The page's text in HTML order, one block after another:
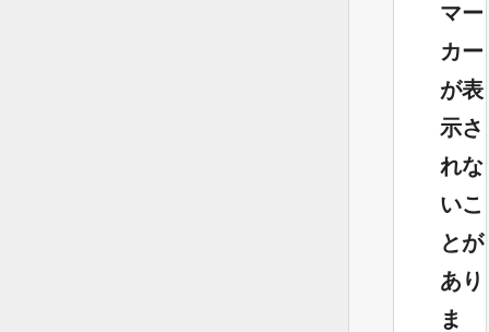
マー
カー
が表
示さ
れな
いこ
とが
あり
ま